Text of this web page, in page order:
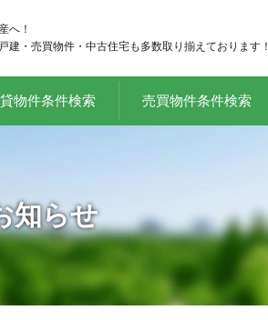
へ！
・売買物件・中古住宅も多数取り揃えております！
物件条件検索 売買物件条件検索
知らせ